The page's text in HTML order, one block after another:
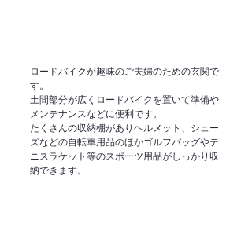
ロードバイクが趣味のご夫婦のための玄関で
す。
土間部分が広くロードバイクを置いて準備や
メンテナンスなどに便利です。
たくさんの収納棚がありヘルメット、シュー
ズなどの自転車用品のほかゴルフバッグやテ
ニスラケット等のスポーツ用品がしっかり収
納できます。